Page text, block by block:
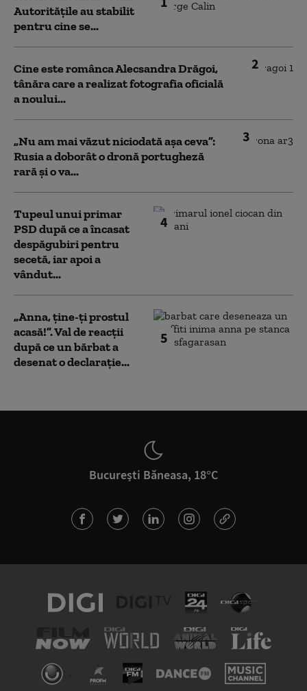
Autoritățile au stabilit
pentru cine se...
2
Cine este românca Alecsandra Drăgoi,
tânăra care a realizat fotografia oficială
a noului...
3
„Nu am mai văzut niciodată așa ceva”:
Rusia a doborât o dronă portugheză
rară și o va...
4
Tupeul unui primar
PSD după ce a încasat
despăgubiri pentru
secetă, iar apoi a
vândut...
5
„Anna, ţine-ţi prostul
acasă!”. Val de reacții
după ce un bărbat a
desenat o declarație...
București Băneasa, 18°C